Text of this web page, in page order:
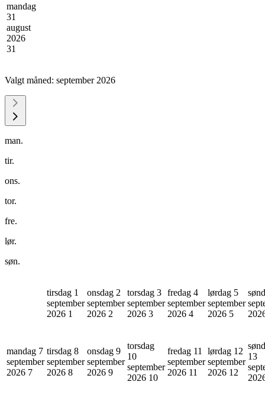
mandag
31
august
2026
31
Valgt måned: september 2026
man.
tir.
ons.
tor.
fre.
lør.
søn.
tirsdag 1
september
2026 1
onsdag 2
september
2026 2
torsdag 3
september
2026 3
fredag 4
september
2026 4
lørdag 5
september
2026 5
mandag 7
september
2026 7
tirsdag 8
september
2026 8
onsdag 9
september
2026 9
torsdag
10
september
2026 10
fredag 11
september
2026 11
lørdag 12
september
2026 12
13